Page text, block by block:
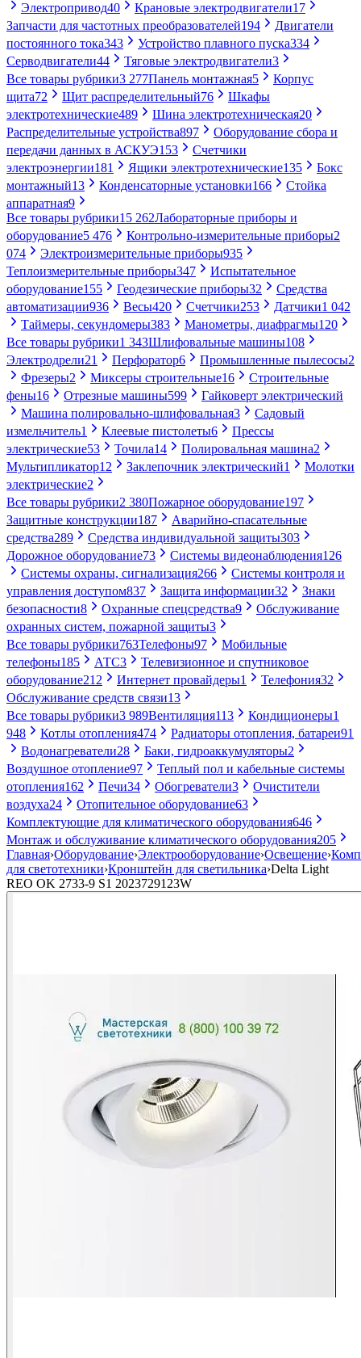
Электропривод40 Крановые электродвигатели17
Запчасти для частотных преобразователей194
Двигатели
постоянного тока343 Устройство плавного пуска334
Серводвигатели44 Тяговые электродвигатели3
Все товары рубрики3 277Панель монтажная5
Корпус
щита72 Щит распределительный76
Шкафы
электротехнические489 Шина электротехническая20
Распределительные устройства897
Оборудование сбора и
передачи данных в АСКУЭ153
Счетчики
электроэнергии181 Ящики электротехнические135
Бокс
монтажный13 Конденсаторные установки166
Стойка
аппаратная9
Все товары рубрики15 262Лабораторные приборы и
оборудование5 476 Контрольно-измерительные приборы2
074
Электроизмерительные приборы935
Теплоизмерительные приборы347
Испытательное
оборудование155 Геодезические приборы32
Средства
автоматизации936 Весы420 Счетчики253 Датчики1 042
Таймеры, секундомеры383 Манометры, диафрагмы120
Все товары рубрики1 343Шлифовальные машины108
Электродрели21 Перфоратор6 Промышленные пылесосы2
Фрезеры2 Миксеры строительные16
Строительные
фены16 Отрезные машины599
Гайковерт электрический
Машина полировально-шлифовальная3
Садовый
измельчитель1 Клеевые пистолеты6
Прессы
электрические53 Точила14 Полировальная машина2
Мультипликатор12 Заклепочник электрический1
Молотки
электрические2
Все товары рубрики2 380Пожарное оборудование197
Защитные конструкции187
Аварийно-спасательные
средства289 Средства индивидуальной защиты303
Дорожное оборудование73 Системы видеонаблюдения126
Системы охраны, сигнализация266
Системы контроля и
управления доступом837 Защита информации32
Знаки
безопасности8 Охранные спецсредства9
Обслуживание
охранных систем, пожарной защиты3
Все товары рубрики763Телефоны97
Мобильные
телефоны185 АТС3
Телевизионное и спутниковое
оборудование212 Интернет провайдеры1 Телефония32
Обслуживание средств связи13
Все товары рубрики3 989Вентиляция113 Кондиционеры1
948
Котлы отопления474 Радиаторы отопления, батареи91
Водонагреватели28 Баки, гидроаккумуляторы2
Воздушное отопление97
Теплый пол и кабельные системы
отопления162 Печи34 Обогреватели3
Очистители
воздуха24 Отопительное оборудование63
Комплектующие для климатического оборудования646
Монтаж и обслуживание климатического оборудования205
Главная›Оборудование›Электрооборудование›Освещение›
для светотехники›Кронштейн для светильника›Delta Light
REO OK 2733-9 S1 2023729123W